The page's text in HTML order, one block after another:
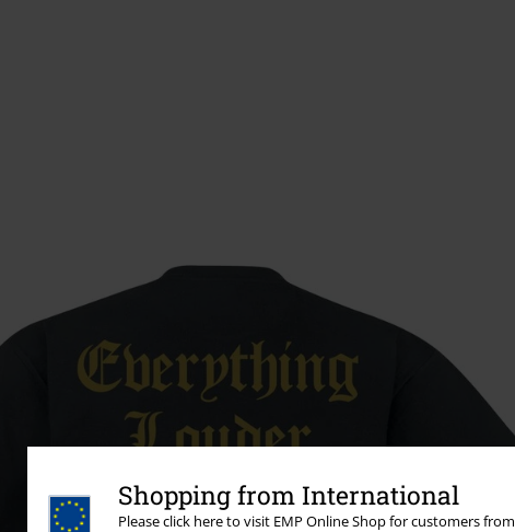
Shopping from International
Please click here to visit EMP Online Shop for customers from